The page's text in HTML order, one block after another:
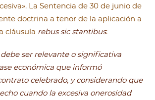
La Sentencia de 30 de junio de
doctrina a tenor de la aplicación a
cláusula rebus sic stantibus:
ser relevante o significativa
económica que informó
celebrado, y considerando que
cuando la excesiva onerosidad